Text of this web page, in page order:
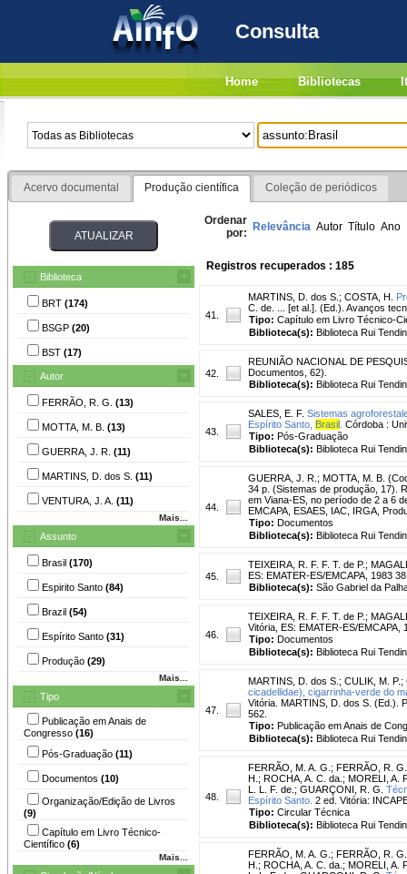
Consulta
Home Bibliotecas
Acervo documental Produção científica Coleção de periódicos
Biblioteca
BRT (174)
BSGP (20)
BST (17)
Autor
FERRÃO, R. G. (13)
MOTTA, M. B. (13)
GUERRA, J. R. (11)
MARTINS, D. dos S. (11)
VENTURA, J. A. (11)
Mais...
Assunto
Brasil (170)
Espirito Santo (84)
Brazil (54)
Espírito Santo (31)
Produção (29)
Mais...
Tipo
Publicação em Anais de
Congresso (16)
Pós-Graduação (11)
Documentos (10)
Organização/Edição de Livros
(9)
Capítulo em Livro Técnico-
Científico (6)
Mais...
Ordenar
por: Relevância Autor Título Ano
Registros recuperados : 185
41.
MARTINS, D. dos S. ; COSTA, H.
C. de. ... [et al.]. (Ed.). Avanços
Tipo: Capítulo em Livro Técnico-
Biblioteca(s): Biblioteca Rui
42.
REUNIÃO NACIONAL DE
Documentos, 62).
Biblioteca(s): Biblioteca Rui
43.
SALES, E. F. Sistemas
Espírito Santo, Brasil Córdoba :
Tipo: Pós-Graduação
Biblioteca(s): Biblioteca Rui
44.
GUERRA, J. R. ; MOTTA, M. B.
34 p. (Sistemas de produção, 17).
em Viana-ES, no período de 2 a 6
EMCAPA, ESAES, IAC, IRGA,
Tipo: Documentos
Biblioteca(s): Biblioteca Rui
45.
TEIXEIRA, R. F. F. T. de P. ;
ES: EMATER-ES/EMCAPA, 1983
Biblioteca(s): São Gabriel da
46.
TEIXEIRA, R. F. F. T. de P. ;
Vitória, ES: EMATER-ES/
Tipo: Documentos
Biblioteca(s): Biblioteca Rui
47.
MARTINS, D. dos S. ; CULIK, M. P. ;
cicadellidae), cigarrinha-verde do
Vitória. MARTINS, D. dos S. (Ed.).
562.
Tipo: Publicação em Anais de
Biblioteca(s): Biblioteca Rui
48.
FERRÃO, M. A. G. ; FERRÃO, R. G.
H. ; ROCHA, A. C. da. ; MORELI, A.
L. L. F. de. ; GUARÇONI, R. G.
Espírito Santo. 2 ed. Vitória:
Tipo: Circular Técnica
Biblioteca(s): Biblioteca Rui
FERRÃO, M. A. G. ; FERRÃO, R. G.
H. ; ROCHA, A. C. da. ; MORELI, A.